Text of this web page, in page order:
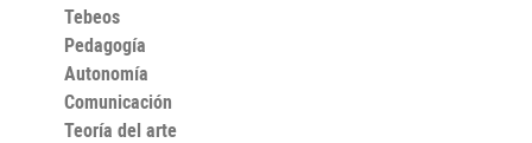
Tebeos
Pedagogía
Autonomía
Comunicación
Teoría del arte